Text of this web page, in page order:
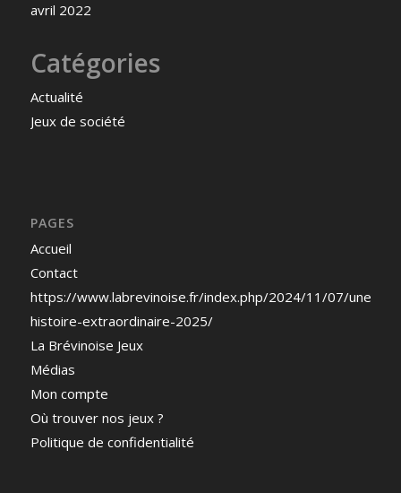
avril 2022
Catégories
Actualité
Jeux de société
PAGES
Accueil
Contact
https://www.labrevinoise.fr/index.php/2024/11/07/une-
histoire-extraordinaire-2025/
La Brévinoise Jeux
Médias
Mon compte
Où trouver nos jeux ?
Politique de confidentialité